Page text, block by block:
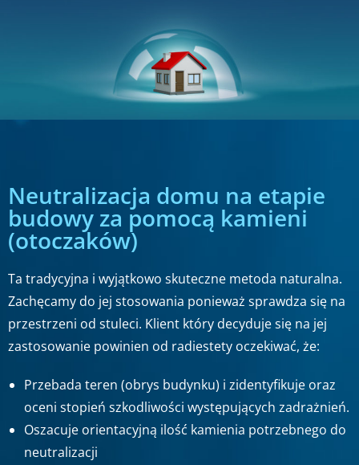
Neutralizacja domu na etapie
budowy za pomocą kamieni
(otoczaków)
Ta tradycyjna i wyjątkowo skuteczne metoda naturalna.
Zachęcamy do jej stosowania ponieważ sprawdza się na
przestrzeni od stuleci. Klient który decyduje się na jej
zastosowanie powinien od radiestety oczekiwać, że:
Przebada teren (obrys budynku) i zidentyfikuje oraz
oceni stopień szkodliwości występujących zadrażnień.
Oszacuje orientacyjną ilość kamienia potrzebnego do
neutralizacji